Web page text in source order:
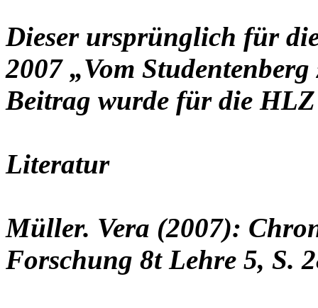
Dieser ursprünglich für
2007 „Vom
Beitrag wurde für die
Literatur
Müller. Vera (2007):
Forschung 8t Lehre 5, S.